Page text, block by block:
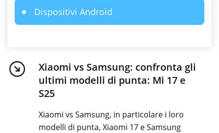
Dispositivi Android
Xiaomi vs Samsung: confronta gli
ultimi modelli di punta: Mi 17 e
S25
Xiaomi vs Samsung, in particolare i loro
modelli di punta, Xiaomi 17 e Samsung